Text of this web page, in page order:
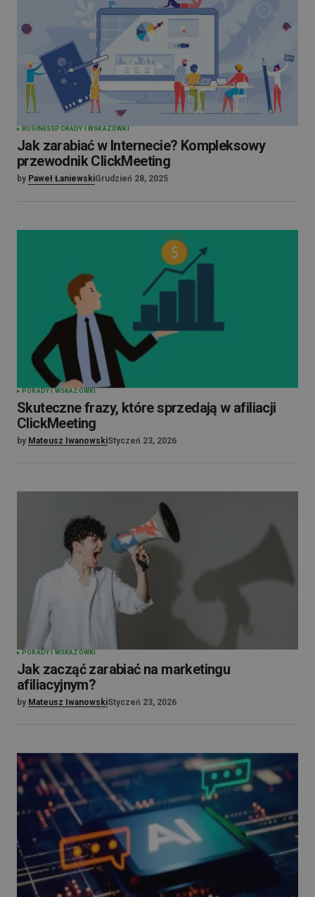
BUSINESS PORADY I WSKAZÓWKI
Jak zarabiać w Internecie? Kompleksowy
przewodnik ClickMeeting
by Paweł ŁaniewskiGrudzień 28, 2025
PORADY I WSKAZÓWKI
Skuteczne frazy, które sprzedają w afiliacji
ClickMeeting
by Mateusz IwanowskiStyczeń 23, 2026
PORADY I WSKAZÓWKI
Jak zacząć zarabiać na marketingu
afiliacyjnym?
by Mateusz IwanowskiStyczeń 23, 2026